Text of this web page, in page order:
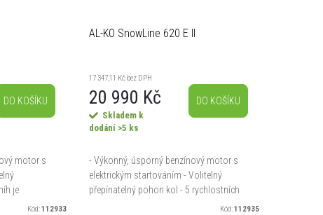
DO KOŠÍKU
motor s
je
15 m -
Kód:112933
AL-KO SnowLine 620 E II
17 347,11 Kč bez DPH
20 990 Kč
Skladem k
dodání >5 ks
DO KOŠÍKU
- Výkonný, úsporný benzínový motor s
elektrickým startováním - Volitelný
přepínatelný pohon kol - 5 rychlostních
Kód:112935